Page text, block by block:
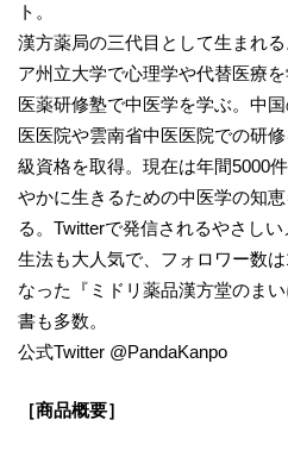
ト。
漢方薬局の三代目として生まれ
ア州立大学で心理学や代替医療
医薬研修塾で中医学を学ぶ。中
医医院や雲南省中医医院での研
級資格を取得。現在は年間5000
やかに生きるための中医学の知
る。Twitterで発信されるやさし
生法も大人気で、フォロワー数
なった『ミドリ薬品漢方堂のま
書も多数。
公式Twitter @PandaKanpo
［商品概要］